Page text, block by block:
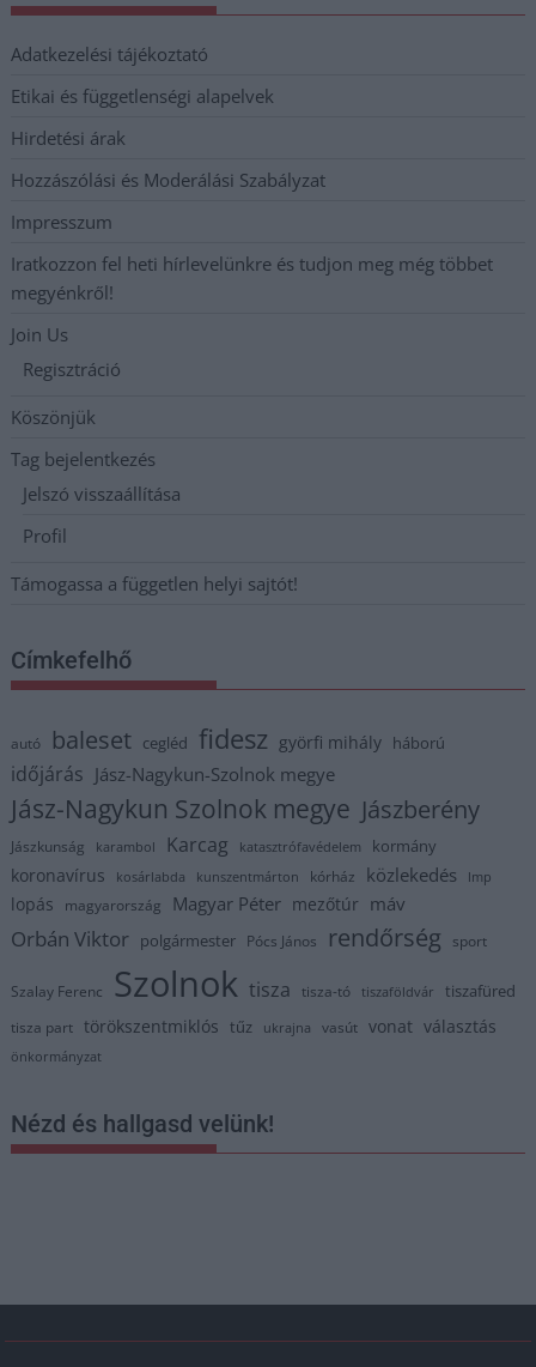
Adatkezelési tájékoztató
Etikai és függetlenségi alapelvek
Hirdetési árak
Hozzászólási és Moderálási Szabályzat
Impresszum
Iratkozzon fel heti hírlevelünkre és tudjon meg még többet
megyénkről!
Join Us
Regisztráció
Köszönjük
Tag bejelentkezés
Jelszó visszaállítása
Profil
Támogassa a független helyi sajtót!
Címkefelhő
autó baleset cegléd fidesz györfi mihály háború
időjárás Jász-Nagykun-Szolnok megye
Jász-Nagykun Szolnok megye Jászberény
Jászkunság karambol Karcag katasztrófavédelem kormány
koronavírus kosárlabda kunszentmárton kórház közlekedés lmp
lopás magyarország Magyar Péter mezőtúr máv
Orbán Viktor polgármester Pócs János rendőrség sport
Szalay Ferenc Szolnok tisza tisza-tó tiszaföldvár tiszafüred
tisza part törökszentmiklós tűz ukrajna vasút vonat választás
önkormányzat
Nézd és hallgasd velünk!